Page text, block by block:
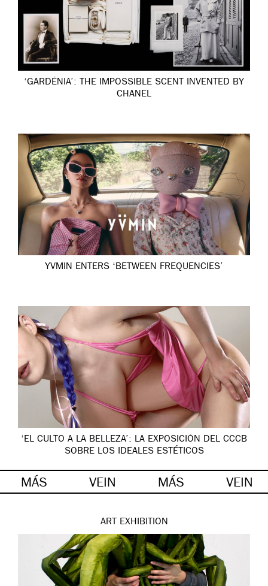
‘GARDÉNIA’: THE IMPOSSIBLE SCENT INVENTED BY
CHANEL
YVMIN ENTERS ‘BETWEEN FREQUENCIES’
‘EL CULTO A LA BELLEZA’: LA EXPOSICIÓN DEL CCCB
SOBRE LOS IDEALES ESTÉTICOS
MÁS VEIN MÁS VEIN
ART EXHIBITION